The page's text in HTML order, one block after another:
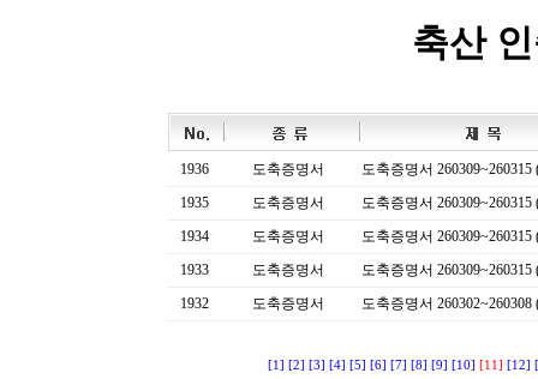
축산
1936 도축증명서
도축증명서 260309~260315
1935
도축증명서
도축증명서 260309~260315
1934
도축증명서
도축증명서 260309~260315
1933
도축증명서
도축증명서 260309~260315
1932
도축증명서 도축증명서 260302~260308
[1] [2] [3] [4] [5] [6] [7] [8] [9] [10] [11] [12]